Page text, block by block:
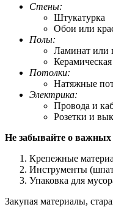
Стены:
Штукатурка
Обои или
Полы:
Ламинат или
Потолки:
Натяжные
Электрика:
Провода и
Розетки и
Не забывайте о важных
Крепежные
Инструменты
Упаковка для
Закупая материалы,